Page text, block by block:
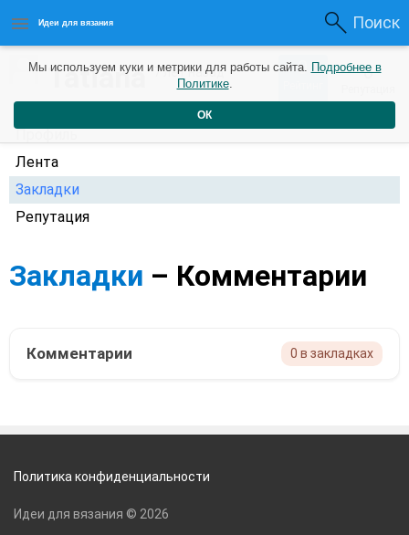
Идеи для вязания Поиск
Tatiana 7 лет назад 0 0
Профиль
Лента
Закладки
Репутация
Закладки – Комментарии
Комментарии 0 в закладках
Мы используем куки и метрики для работы сайта. Подробнее в
Политике.
ОК
Политика конфиденциальности
Идеи для вязания © 2026